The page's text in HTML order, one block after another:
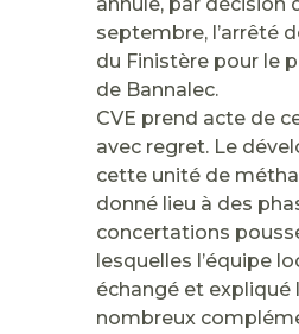
septembre, l’arrêté
du Finistère pour le
de Bannalec.
CVE prend acte de
avec regret. Le
cette unité de
donné lieu à des
concertations
lesquelles l’équipe
échangé et expliqué
nombreux